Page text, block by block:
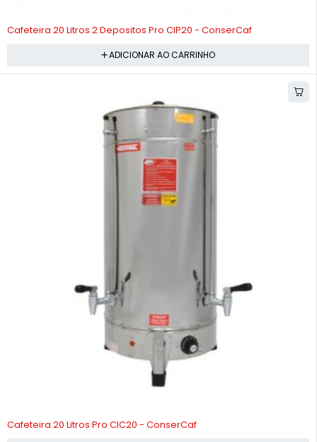
Cafeteira 20 Litros 2 Depositos Pro CIP20 - ConserCaf
ADICIONAR AO CARRINHO
Cafeteira 20 Litros Pro CIC20 - ConserCaf